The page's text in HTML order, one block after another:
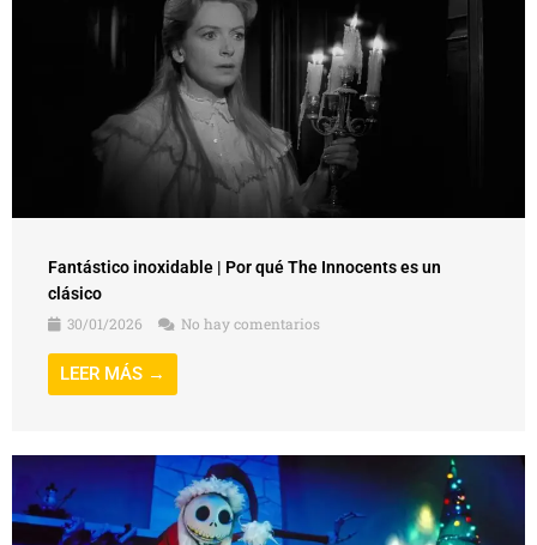
Fantástico inoxidable | Por qué The Innocents es un
clásico
30/01/2026
No hay comentarios
LEER MÁS →